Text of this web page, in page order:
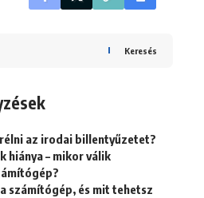
Keresés
az irodai billentyűzetet?
hiánya – mikor válik
számítógép, és mit tehetsz